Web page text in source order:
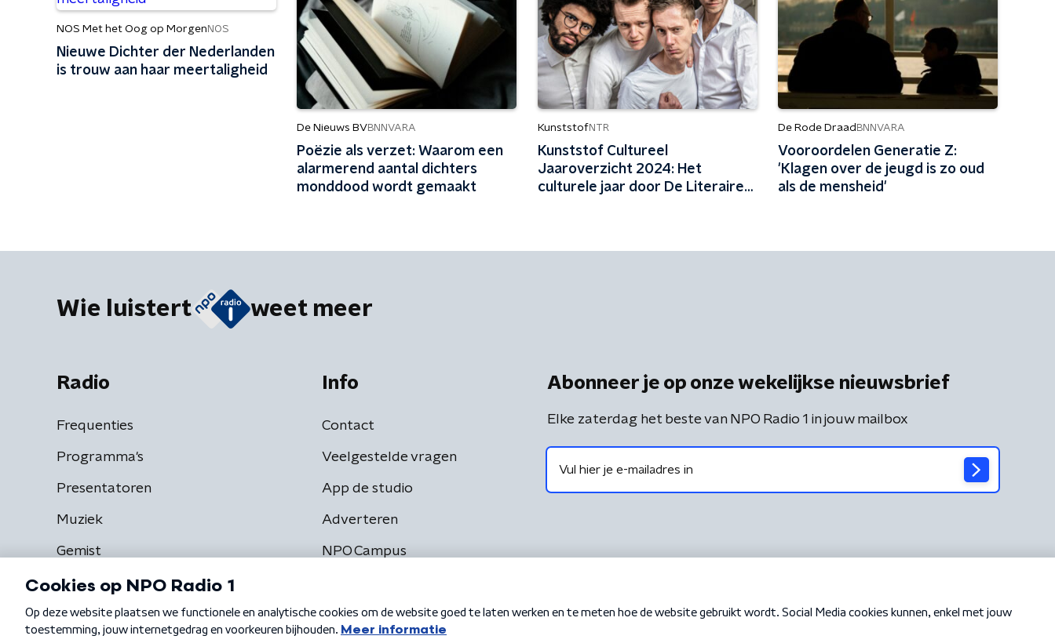
NOS Met het Oog op Morgen NOS
Nieuwe Dichter der Nederlanden
is trouw aan haar meertaligheid
De Nieuws BVBNNVARA
Poëzie als verzet: Waarom een
alarmerend aantal dichters
monddood wordt gemaakt
KunststofNTR
Kunststof Cultureel
Jaaroverzicht 2024: Het
culturele jaar door De Literaire
De Rode Draad BNNVARA
Vooroordelen Generatie Z:
'Klagen over de jeugd is zo oud
als de mensheid'
Wie luistert weet meer
Radio
Frequenties
Programma's
Presentatoren
Muziek
Gemist
Info
Contact
Veelgestelde vragen
App de studio
Adverteren
NPO Campus
Abonneer je op onze wekelijkse nieuwsbrief
Elke zaterdag het beste van NPO Radio 1 in jouw mailbox
Algemene voorwaarden Privacybeleid